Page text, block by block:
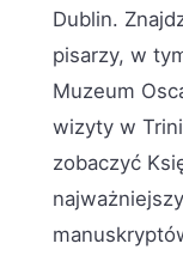
Dublin.
pisarzy, w
Muzeum
wizyty w
zobaczyć